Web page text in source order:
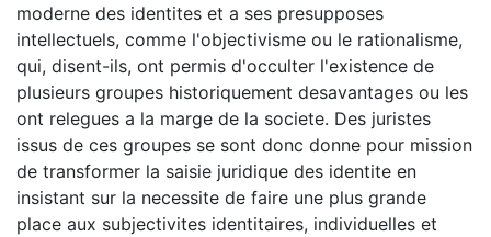
moderne des identites et a ses presupposes
intellectuels, comme l'objectivisme ou le rationalisme,
qui, disent-ils, ont permis d'occulter l'existence de
plusieurs groupes historiquement desavantages ou les
ont relegues a la marge de la societe. Des juristes
issus de ces groupes se sont donc donne pour mission
de transformer la saisie juridique des identite en
insistant sur la necessite de faire une plus grande
place aux subjectivites identitaires, individuelles et